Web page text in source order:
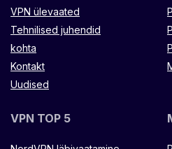
VPN ülevaated
Tehnilised juhendid
kohta
Kontakt
Uudised
VPN TOP 5